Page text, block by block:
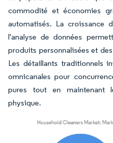
commodité et économies
automatisés. La croissance
l'analyse de données
produits personnalisées et
Les détaillants traditionnels
omnicanales pour
pures tout en maintenant
physique.